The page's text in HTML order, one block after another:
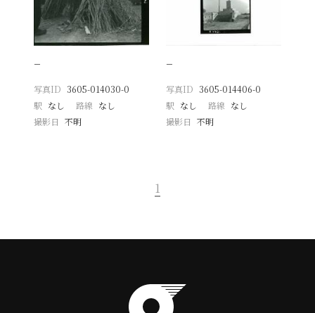
−
写真ID 3605-014030-0
駅 なし 路線 なし
撮影日
不明
−
写真ID 3605-014406-0
駅 なし 路線 なし
撮影日 不明
1